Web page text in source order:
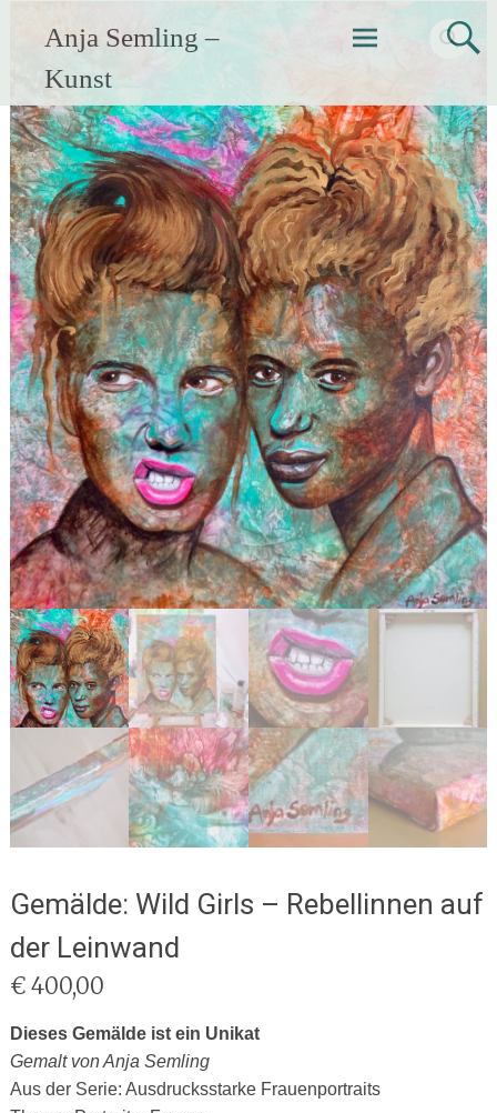
Inhalt
springen
Anja Semling –
Kunst
Gemälde: Wild Girls – Rebellinnen auf
der Leinwand
€400,00
Dieses Gemälde ist ein Unikat
Gemalt von Anja Semling
Aus der Serie: Ausdrucksstarke Frauenportraits